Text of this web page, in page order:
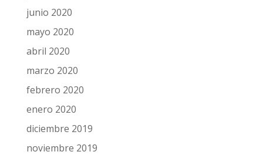
junio 2020
mayo 2020
abril 2020
marzo 2020
febrero 2020
enero 2020
diciembre 2019
noviembre 2019